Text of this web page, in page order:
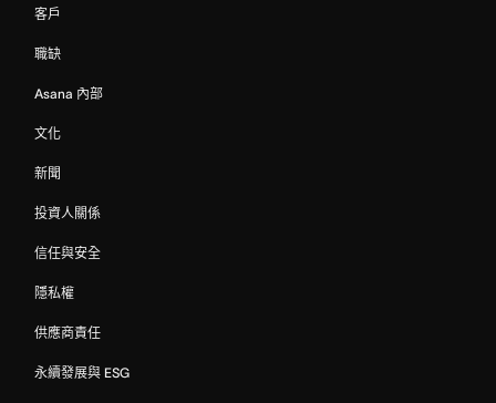
客戶
職缺
Asana 內部
文化
新聞
投資人關係
信任與安全
隱私權
供應商責任
永續發展與 ESG